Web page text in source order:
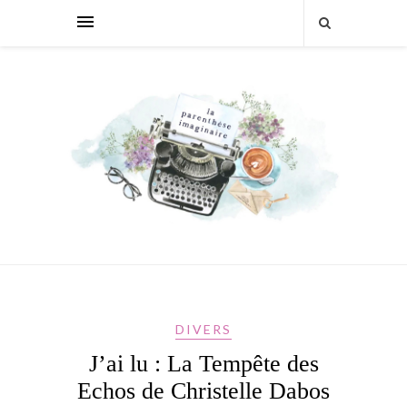
DIVERS
J’ai lu : La Tempête des
Echos de Christelle Dabos